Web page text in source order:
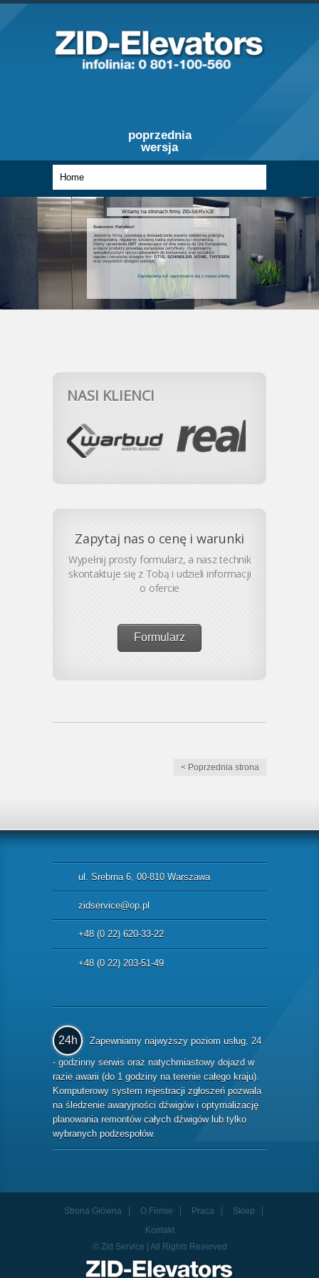
poprzednia
wersja
Witamy na stronach firmy ZID-SERVICE
Szanowni Państwo!
Jesteśmy firmą, posiadającą doświadczenie poparte wieloletnią praktyką,
profesjonalną, regularnie szkoloną kadrą wykonawczą i inżynierską.
Mamy uprawnieniaUDT obowiązujące od dnia wejścia do Unii Europejskiej,
a nasze produkty posiadają europejskie certyfikaty. Dysponujemy
specjalistycznym oprzyrządowaniem do konserwacji oraz wszelkich
napraw i remontów dźwigów firmOTIS, SCHINDLER, KONE, THYSSEN
oraz wszystkich dźwigów polskich.
Zapraszamy od zapoznania się z nasza ofertą
NASI KLIENCI
Zapytaj nas o cenę i warunki
Wypełnij prosty formularz, a nasz technik
skontaktuje się z Tobą i udzieli informacji
o ofercie
Formularz
< Poprzednia strona
ul. Srebrna 6, 00-810 Warszawa
zidservice@op.pl
+48 (0 22) 620-33-22
+48 (0 22) 203-51-49
24h
Zapewniamy najwyższy poziom usług, 24
- godzinny serwis oraz natychmiastowy dojazd w
razie awarii (do 1 godziny na terenie całego kraju).
Komputerowy system rejestracji zgłoszeń pozwala
na śledzenie awaryjności dźwigów i optymalizację
planowania remontów całych dźwigów lub tylko
wybranych podzespołów.
Strona Główna O Firmie Praca
Sklep
Kontakt
© Zid Service | All Rights Reserved